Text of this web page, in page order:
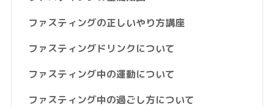
ファスティングの正しいやり方講座
ファスティングドリンクについて
ファスティング中の運動について
ファスティング中の過ごし方について